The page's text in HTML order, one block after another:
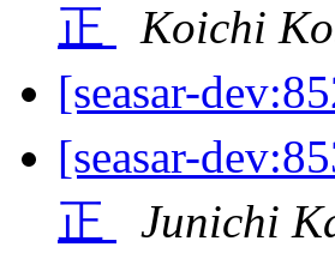
正
Koichi
[seasar-
[seasar-
正
Junichi